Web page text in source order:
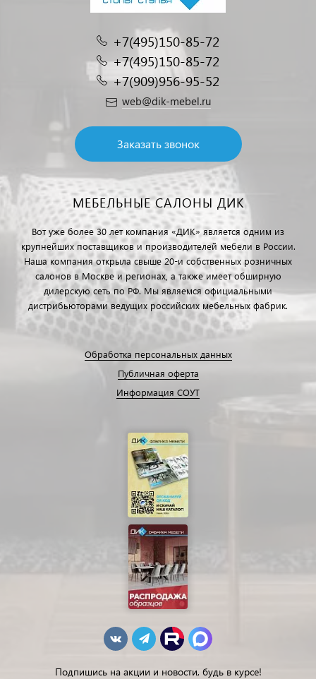
+7(495)150-85-72
+7(495)150-85-72
+7(909)956-95-52
web@dik-mebel.ru
Заказать звонок
МЕБЕЛЬНЫЕ САЛОНЫ ДИК
Вот уже более 30 лет компания «ДИК» является одним из
крупнейших поставщиков и производителей мебели в России.
Наша компания открыла свыше 20-и собственных розничных
салонов в Москве и регионах, а также имеет обширную
дилерскую сеть по РФ. Мы являемся официальными
дистрибьюторами ведущих российских мебельных фабрик.
Обработка персональных данных
Публичная оферта
Информация СОУТ
Подпишись на акции и новости, будь в курсе!